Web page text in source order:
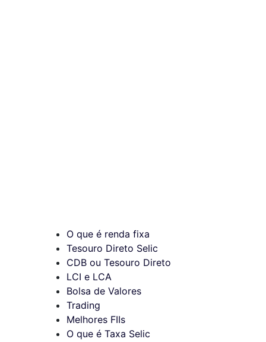
O que é renda fixa
Tesouro Direto Selic
CDB ou Tesouro Direto
LCI e LCA
Bolsa de Valores
Trading
Melhores FIIs
O que é Taxa Selic